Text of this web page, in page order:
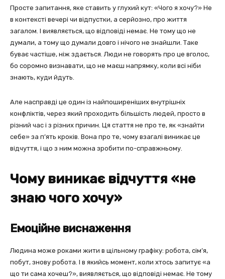
Просте запитання, яке ставить у глухий кут: «Чого я хочу?» Не
в контексті вечері чи відпустки, а серйозно, про життя
загалом. І виявляється, що відповіді немає. Не тому що не
думали, а тому що думали довго і нічого не знайшли. Таке
буває частіше, ніж здається. Люди не говорять про це вголос,
бо соромно визнавати, що не маєш напрямку, коли всі ніби
знають, куди йдуть.
Але насправді це один із найпоширеніших внутрішніх
конфліктів, через який проходить більшість людей, просто в
різний час і з різних причин. Ця стаття не про те, як «знайти
себе» за п’ять кроків. Вона про те, чому взагалі виникає це
відчуття, і що з ним можна зробити по-справжньому.
Чому виникає відчуття «не
знаю чого хочу»
Емоційне виснаження
Людина може роками жити в щільному графіку: робота, сім’я,
побут, знову робота. І в якийсь момент, коли хтось запитує «а
що ти сама хочеш?», виявляється, що відповіді немає. Не тому